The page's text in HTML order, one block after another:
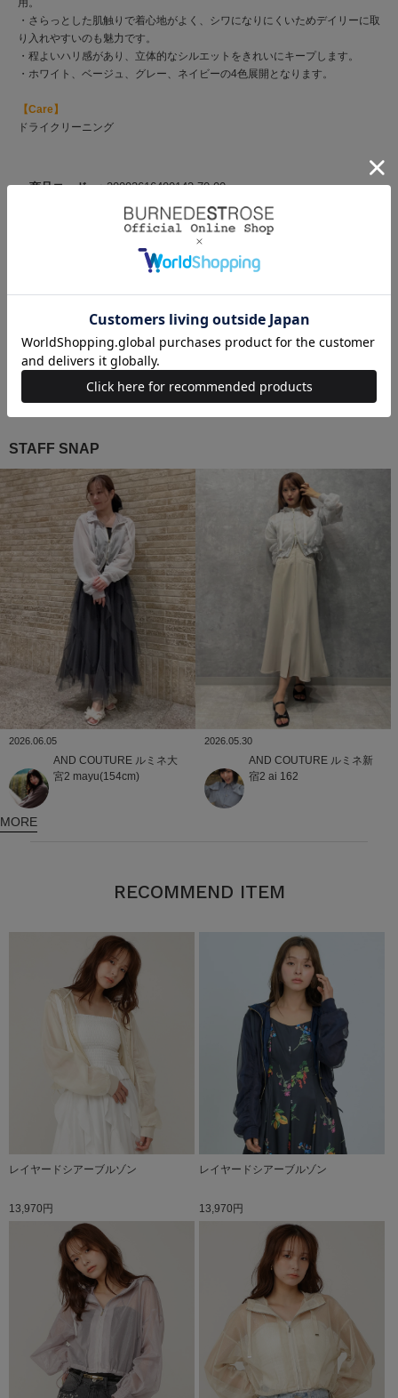
商品コード 20092616400142 70 00
AND COUTURE（アンド クチュール）
ポリエステル100%
サイズ 着丈 身幅 肩幅 袖丈
F(00) 47.5 52 43 60 108
STAFF SNAP
2026.06.05
AND COUTURE ルミネ大
宮2 mayu(154cm)
2026.05.30
AND COUTURE ルミネ新
宿2 ai 162
MORE
・さらっとした肌触りで着心地がよく、シワになりにくいためデイリーに取
り入れやすいのも魅力です。
・程よいハリ感があり、立体的なシルエットをきれいにキープします。
・ホワイト、ベージュ、グレー、ネイビーの4色展開となります。
【Care】
ドライクリーニング
RECOMMEND ITEM
レイヤードシアーブルゾン
13,970円
レイヤードシアーブルゾン
13,970円